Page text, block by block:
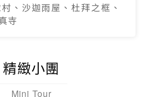
、沙迦⾬屋、杜拜之框、
寺
精緻小團
Mini Tour